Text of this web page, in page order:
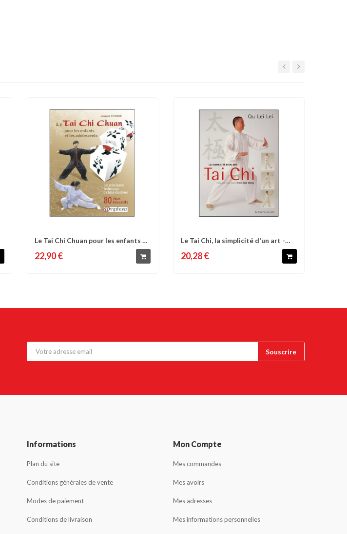
Comparer Liste d'envies
Le Tai Chi Chuan pour les enfants et
22,90 €
Comparer Liste d'envies
Le Tai Chi, la simplicité d'un art -
20,28 €
Informations
Plan du site
Conditions générales de vente
Modes de paiement
Conditions de livraison
Mon Compte
Mes commandes
Mes avoirs
Mes adresses
Mes informations personnelles